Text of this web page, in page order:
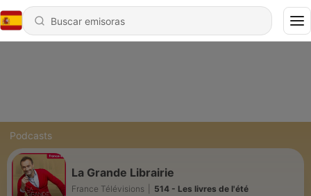
Podcasts
La Grande Librairie
France Télévisions 514 - Les livres de l'été